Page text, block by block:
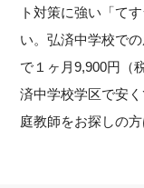
ト対策に強い「て
い。弘済中学校で
で１ヶ月9,900円（
済中学校学区で安
庭教師をお探しの